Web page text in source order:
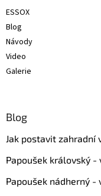
ESSOX
Blog
Návody
Video
Galerie
Blog
Jak postavit zahradní
Papoušek královský -
Papoušek nádherný -